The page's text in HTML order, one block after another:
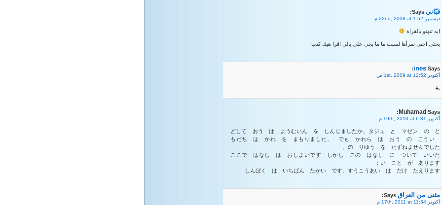
قبّاني
ديسمبر 22nd, 2008 at 1:52 م
ايه تتهنو بالقراة
بخلي اختي تقرأها لسبب ما ما بجي على بالي اقرا هيك كتب
ines Says:
أكتوبر 1st, 2009 at 12:52 ص
:#
Muhamad Says:
أكتوبر 19th, 2010 at 6:31 م
どして おう は ようむいん を しんじましたか。タジュ と マゼン の と
もだち は かれ を まもりました。 でも かれら は おう の こうい
の りゆう を たずねませんでした。
ここで はなし は おしまいです しかし この はなし に ついて いいた
い こと が あります：
しんぼく は いちばん たかい です。すうこうあい は だけ たえります
مثنى من العراق
أكتوبر 17th, 2011 at 11:34 م